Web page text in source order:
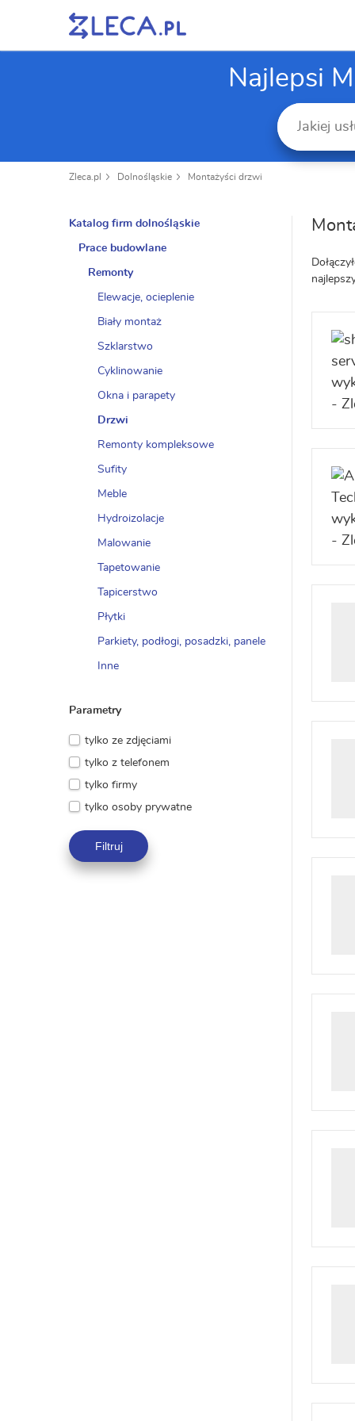
Najlepsi
Zleca.pl Dolnośląskie Montażyści drzwi
Katalog firm dolnośląskie
Prace budowlane
Remonty
Elewacje, ocieplenie
Biały montaż
Szklarstwo
Cyklinowanie
Okna i parapety
Drzwi
Remonty kompleksowe
Sufity
Meble
Hydroizolacje
Malowanie
Tapetowanie
Tapicerstwo
Płytki
Parkiety, podłogi, posadzki, panele
Inne
Parametry
tylko ze zdjęciami
tylko z telefonem
tylko firmy
tylko osoby prywatne
Filtruj